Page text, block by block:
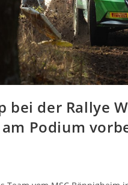
bei der Rallye
Podium